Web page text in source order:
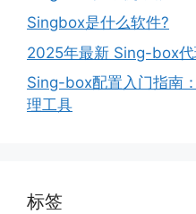
Singbox是什么软件?
2025年最新 Sing-box
Sing-box配置入门指南
理工具
标签